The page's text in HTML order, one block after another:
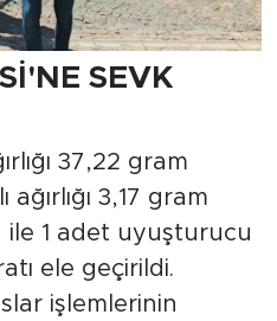
SEVK
37,22 gram
3,17 gram
1 adet uyuşturucu
ele geçirildi.
işlemlerinin